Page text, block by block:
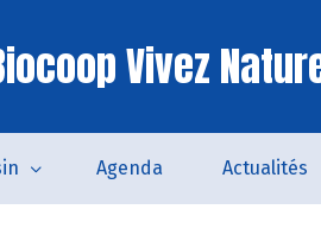
Vivez
Agenda Actualités